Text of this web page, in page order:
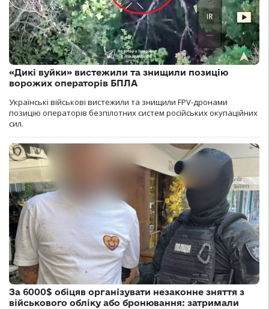
«Дикі вуйки» вистежили та знищили позицію
ворожих операторів БПЛА
Українські військові вистежили та знищили FPV-дронами
позицію операторів безпілотних систем російських окупаційних
сил.
За 6000$ обіцяв організувати незаконне зняття з
військового обліку або бронювання: затримали